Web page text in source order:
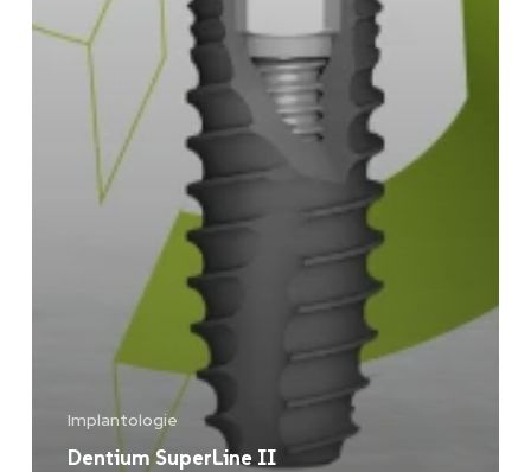
Implantologie
Dentium SuperLine II